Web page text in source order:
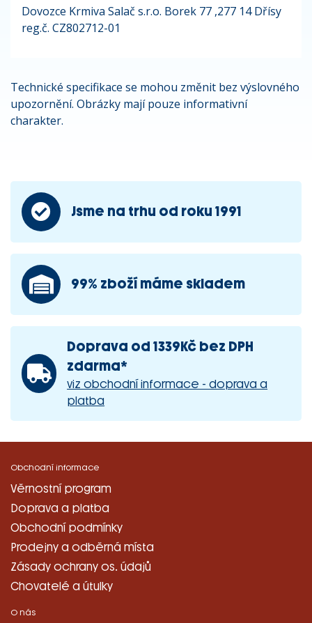
Dovozce Krmiva Salač s.r.o. Borek 77 ,277 14 Dřísy
reg.č. CZ802712-01
Technické specifikace se mohou změnit bez výslovného
upozornění. Obrázky mají pouze informativní
charakter.
Jsme na trhu od roku 1991
99% zboží máme skladem
Doprava od 1339Kč bez DPH
zdarma*
viz obchodní informace - doprava a
platba
Obchodní informace
Věrnostní program
Doprava a platba
Obchodní podmínky
Prodejny a odběrná místa
Zásady ochrany os. údajů
Chovatelé a útulky
O nás